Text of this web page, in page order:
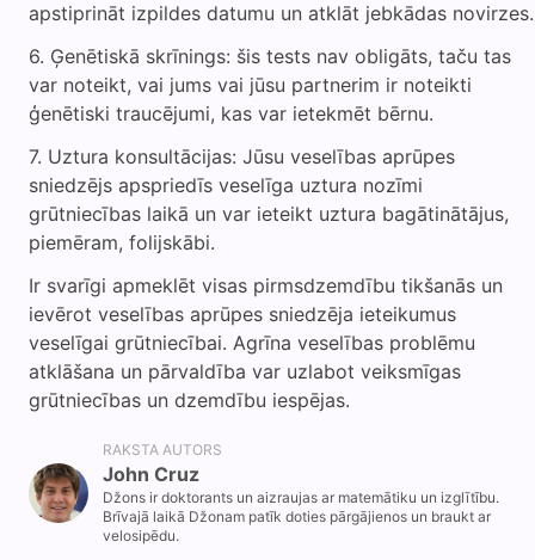
apstiprināt izpildes datumu un atklāt jebkādas novirzes.
Ģenētiskā skrīnings: šis tests nav obligāts, taču tas
var noteikt, vai jums vai jūsu partnerim ir noteikti
ģenētiski traucējumi, kas var ietekmēt bērnu.
Uztura konsultācijas: Jūsu veselības aprūpes
sniedzējs apspriedīs veselīga uztura nozīmi
grūtniecības laikā un var ieteikt uztura bagātinātājus,
piemēram, folijskābi.
Ir svarīgi apmeklēt visas pirmsdzemdību tikšanās un
ievērot veselības aprūpes sniedzēja ieteikumus
veselīgai grūtniecībai. Agrīna veselības problēmu
atklāšana un pārvaldība var uzlabot veiksmīgas
grūtniecības un dzemdību iespējas.
RAKSTA AUTORS
John Cruz
Džons ir doktorants un aizraujas ar matemātiku un izglītību.
Brīvajā laikā Džonam patīk doties pārgājienos un braukt ar
velosipēdu.